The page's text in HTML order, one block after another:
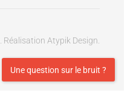
Réalisation Atypik Design
Une question sur le bruit ?